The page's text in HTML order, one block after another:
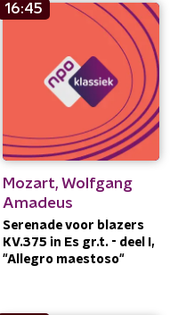
16:45
Mozart, Wolfgang
Amadeus
Serenade voor blazers
KV.375 in Es gr.t. - deel I,
"Allegro maestoso"